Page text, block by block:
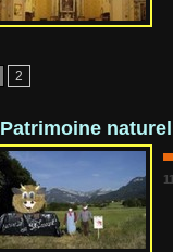
2
Patrimoine naturel